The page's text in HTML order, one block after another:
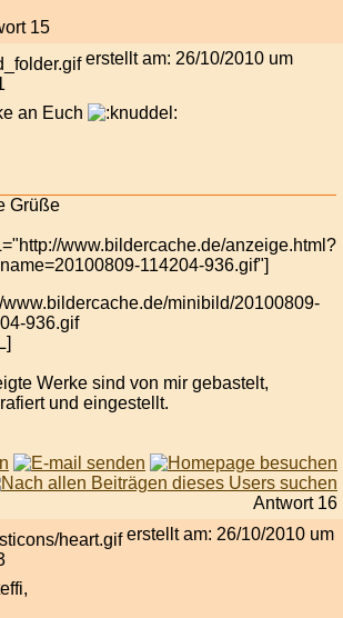
15
erstellt am: 26/10/2010 um
an Euch
Grüße
www.bildercache.de/anzeige.html?
114204-936.gif"]
Werke sind von mir gebastelt,
und eingestellt.
Antwort 16
erstellt am: 26/10/2010 um